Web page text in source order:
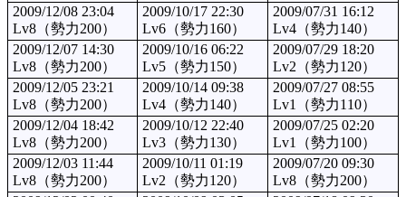
2009/12/08 23:04
Lv8（勢力200）
2009/10/17 22:30
Lv6（勢力160）
2009/07/31 16:12
Lv4（勢力140）
2009/12/07 14:30
Lv8（勢力200）
2009/10/16 06:22
Lv5（勢力150）
2009/07/29 18:20
Lv2（勢力120）
2009/12/05 23:21
Lv8（勢力200）
2009/10/14 09:38
Lv4（勢力140）
2009/07/27 08:55
Lv1（勢力110）
2009/12/04 18:42
Lv8（勢力200）
2009/10/12 22:40
Lv3（勢力130）
2009/07/25 02:20
Lv1（勢力100）
2009/12/03 11:44
Lv8（勢力200）
2009/10/11 01:19
Lv2（勢力120）
2009/07/20 09:30
Lv8（勢力200）